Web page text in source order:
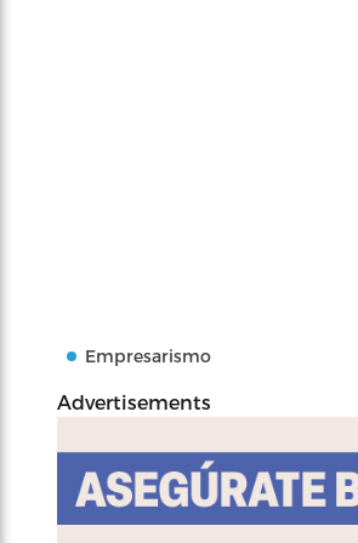
Empresarismo
Advertisements